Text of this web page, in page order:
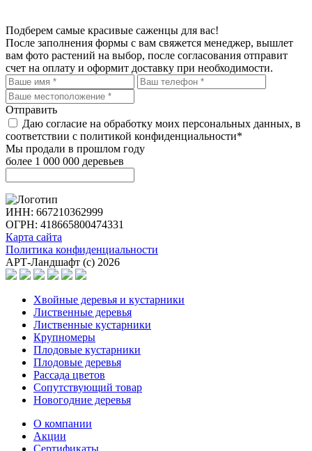
Подберем самые красивые саженцы для вас!
После заполнения формы с вам свяжется менеджер, вышлет
вам фото растений на выбор, после согласования отправит
счет на оплату и оформит доставку при необходимости.
Отправить
Даю согласие на обработку моих персональных данных, в
соответствии с политикой конфиденциальности*
Мы продали в прошлом году
более 1 000 000 деревьев
ИНН: 667210362999
ОГРН: 418665800474331
Карта сайта
Политика конфиденциальности
АРТ-Ландшафт (с) 2026
Хвойные деревья и кустарники
Лиственные деревья
Лиственные кустарники
Крупномеры
Плодовые кустарники
Плодовые деревья
Рассада цветов
Сопутствующий товар
Новогодние деревья
О компании
Акции
Сертификаты